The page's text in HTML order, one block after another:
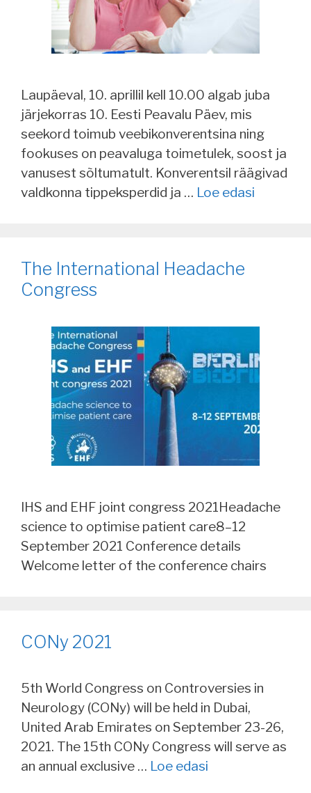
Laupäeval, 10. aprillil kell 10.00 algab juba
järjekorras 10. Eesti Peavalu Päev, mis
seekord toimub veebikonverentsina ning
fookuses on peavaluga toimetulek, soost ja
vanusest sõltumatult. Konverentsil räägivad
valdkonna tippeksperdid ja … Loe edasi
The International Headache
Congress
IHS and EHF joint congress 2021Headache
science to optimise patient care8–12
September 2021 Conference details
Welcome letter of the conference chairs
CONy 2021
5th World Congress on Controversies in
Neurology (CONy) will be held in Dubai,
United Arab Emirates on September 23-26,
2021. The 15th CONy Congress will serve as
an annual exclusive … Loe edasi